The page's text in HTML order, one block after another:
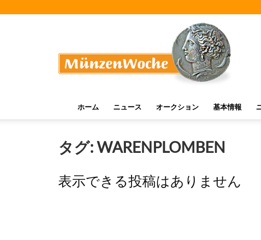
ホーム ニュース オークション 基本情報
タグ: WARENPLOMBEN
表示できる投稿はありません